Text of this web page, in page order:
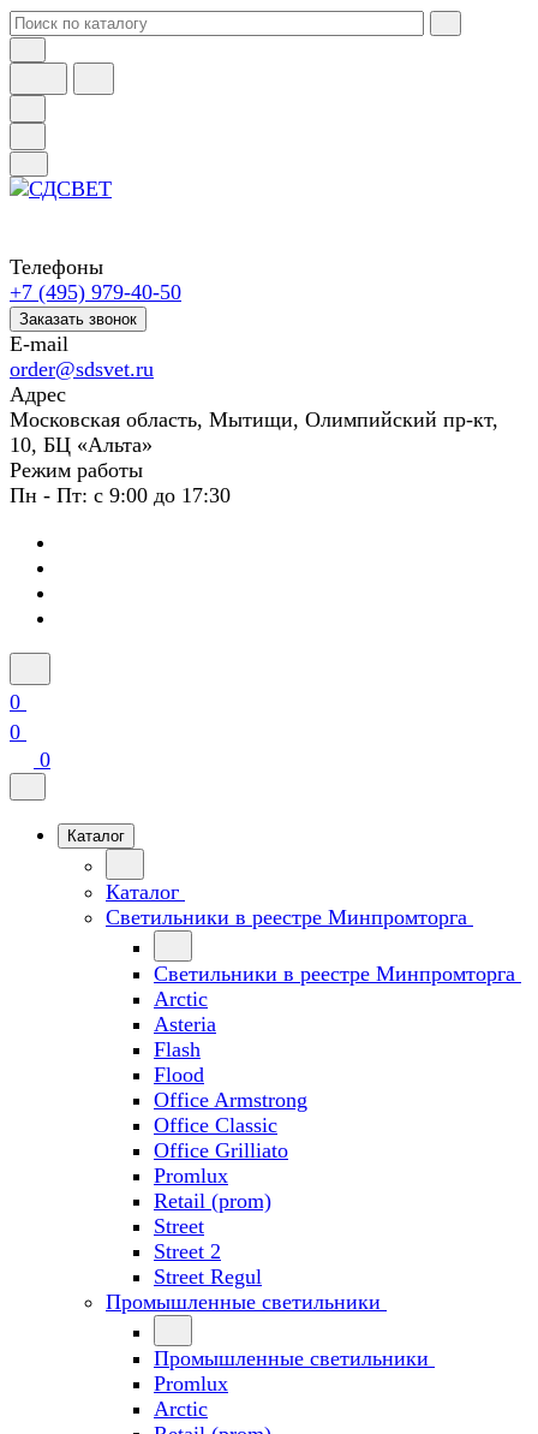
Телефоны
+7 (495) 979-40-50
Заказать звонок
E-mail
order@sdsvet.ru
Адрес
Московская область, Мытищи, Олимпийский пр-кт,
10, БЦ «Альта»
Режим работы
Пн - Пт: с 9:00 до 17:30
0
0
0
Каталог
Каталог
Светильники в реестре Минпромторга
Светильники в реестре Минпромторга
Arctic
Asteria
Flash
Flood
Office Armstrong
Office Classic
Office Grilliato
Promlux
Retail (prom)
Street
Street 2
Street Regul
Промышленные светильники
Промышленные светильники
Promlux
Arctic